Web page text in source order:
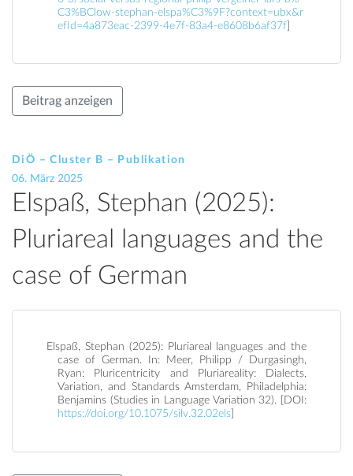
C3%BClow-stephan-elspa%C3%9F?context=ubx&r
efId=4a873eac-2399-4e7f-83a4-e8608b6af37f
Beitrag anzeigen
DiÖ – Cluster B – Publikation
06. März 2025
Elspaß, Stephan (2025):
Pluriareal languages and the
case of German
Elspaß, Stephan (2025): Pluriareal languages and the
case of German. In: Meer, Philipp / Durgasingh,
Ryan: Pluricentricity and Pluriareality: Dialects,
Variation, and Standards Amsterdam, Philadelphia:
Benjamins (Studies in Language Variation 32). [DOI:
https://doi.org/10.1075/silv.32.02els